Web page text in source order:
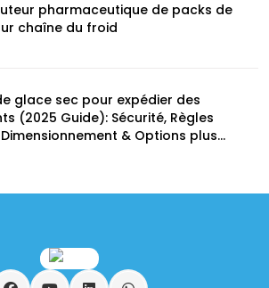
pharmaceutique de packs de
chaîne du froid
glace sec pour expédier des
(2025 Guide): Sécurité, Règles
Dimensionnement & Options plus